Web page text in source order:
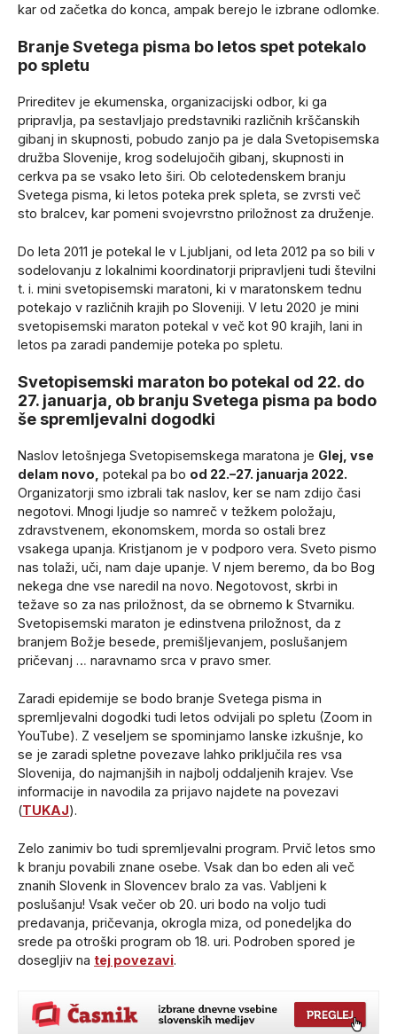
kar od začetka do konca, ampak berejo le izbrane odlomke.
Branje Svetega pisma bo letos spet potekalo
po spletu
Prireditev je ekumenska, organizacijski odbor, ki ga
pripravlja, pa sestavljajo predstavniki različnih krščanskih
gibanj in skupnosti, pobudo zanjo pa je dala Svetopisemska
družba Slovenije, krog sodelujočih gibanj, skupnosti in
cerkva pa se vsako leto širi. Ob celotedenskem branju
Svetega pisma, ki letos poteka prek spleta, se zvrsti več
sto bralcev, kar pomeni svojevrstno priložnost za druženje.
Do leta 2011 je potekal le v Ljubljani, od leta 2012 pa so bili v
sodelovanju z lokalnimi koordinatorji pripravljeni tudi številni
t. i. mini svetopisemski maratoni, ki v maratonskem tednu
potekajo v različnih krajih po Sloveniji. V letu 2020 je mini
svetopisemski maraton potekal v več kot 90 krajih, lani in
letos pa zaradi pandemije poteka po spletu.
Svetopisemski maraton bo potekal od 22. do
27. januarja, ob branju Svetega pisma pa bodo
še spremljevalni dogodki
Naslov letošnjega Svetopisemskega maratona je Glej, vse
delam novo, potekal pa bo od 22.–27. januarja 2022.
Organizatorji smo izbrali tak naslov, ker se nam zdijo časi
negotovi. Mnogi ljudje so namreč v težkem položaju,
zdravstvenem, ekonomskem, morda so ostali brez
vsakega upanja. Kristjanom je v podporo vera. Sveto pismo
nas tolaži, uči, nam daje upanje. V njem beremo, da bo Bog
nekega dne vse naredil na novo. Negotovost, skrbi in
težave so za nas priložnost, da se obrnemo k Stvarniku.
Svetopisemski maraton je edinstvena priložnost, da z
branjem Božje besede, premišljevanjem, poslušanjem
pričevanj … naravnamo srca v pravo smer.
Zaradi epidemije se bodo branje Svetega pisma in
spremljevalni dogodki tudi letos odvijali po spletu (Zoom in
YouTube). Z veseljem se spominjamo lanske izkušnje, ko
se je zaradi spletne povezave lahko priključila res vsa
Slovenija, do najmanjših in najbolj oddaljenih krajev. Vse
informacije in navodila za prijavo najdete na povezavi
(TUKAJ).
Zelo zanimiv bo tudi spremljevalni program. Prvič letos smo
k branju povabili znane osebe. Vsak dan bo eden ali več
znanih Slovenk in Slovencev bralo za vas. Vabljeni k
poslušanju! Vsak večer ob 20. uri bodo na voljo tudi
predavanja, pričevanja, okrogla miza, od ponedeljka do
srede pa otroški program ob 18. uri. Podroben spored je
dosegljiv na tej povezavi.